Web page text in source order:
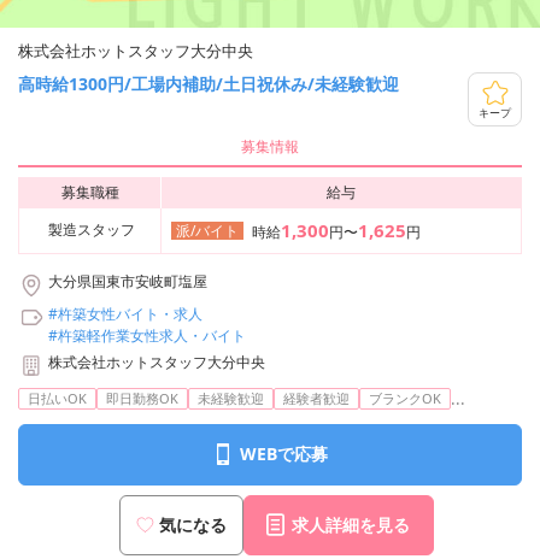
株式会社ホットスタッフ大分中央
高時給1300円/工場内補助/土日祝休み/未経験歓迎
キープ
募集情報
募集職種
給与
製造スタッフ
派/バイト 時給1,300円〜1,625円
大分県国東市安岐町塩屋
#杵築女性バイト・求人
#杵築軽作業女性求人・バイト
株式会社ホットスタッフ大分中央
日払いOK 即日勤務OK 未経験歓迎 経験者歓迎 ブランクOK ...
WEBで応募
気になる 求人詳細を見る